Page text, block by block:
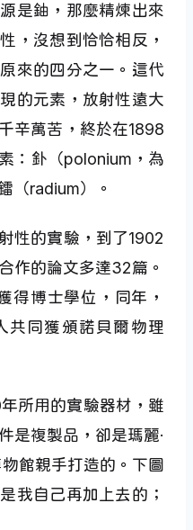
是鈾，那麼精煉出來
，沒想到恰恰相反，
來的四分之一。這代
的元素，放射性遠大
辛萬苦，終於在1898
：釙（polonium，為
（radium）。
性的實驗，到了1902
作的論文多達32篇。
得博士學位，同年，
共同獲頒諾貝爾物理
所用的實驗器材，雖
是複製品，卻是瑪麗·
館親手打造的。下圖
我自己再加上去的；